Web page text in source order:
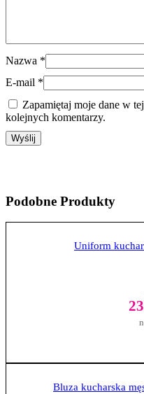
Nazwa *
E-mail *
Zapamiętaj moje dane w
kolejnych komentarzy.
Podobne Produkty
Uniform
Bluza kucharska